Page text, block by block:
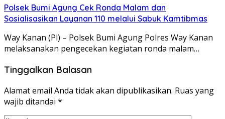
Polsek Bumi Agung Cek Ronda Malam dan
Sosialisasikan Layanan 110 melalui Sabuk Kamtibmas
Way Kanan (Pl) – Polsek Bumi Agung Polres Way Kanan
melaksanakan pengecekan kegiatan ronda malam…
Tinggalkan Balasan
Alamat email Anda tidak akan dipublikasikan. Ruas yang
wajib ditandai *